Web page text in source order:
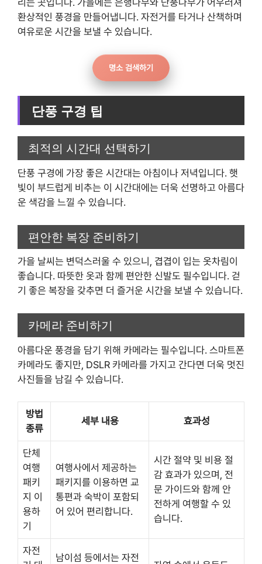
리는 곳입니다. 가을에는 은행나무와 단풍나무가 어우러져
환상적인 풍경을 만들어냅니다. 자전거를 타거나 산책하며
여유로운 시간을 보낼 수 있습니다.
명소 검색하기
단풍 구경 팁
최적의 시간대 선택하기
단풍 구경에 가장 좋은 시간대는 아침이나 저녁입니다. 햇
빛이 부드럽게 비추는 이 시간대에는 더욱 선명하고 아름다
운 색감을 느낄 수 있습니다.
편안한 복장 준비하기
가을 날씨는 변덕스러울 수 있으니, 겹겹이 입는 옷차림이
좋습니다. 따뜻한 옷과 함께 편안한 신발도 필수입니다. 걷
기 좋은 복장을 갖추면 더 즐거운 시간을 보낼 수 있습니다.
카메라 준비하기
아름다운 풍경을 담기 위해 카메라는 필수입니다. 스마트폰
카메라도 좋지만, DSLR 카메라를 가지고 간다면 더욱 멋진
사진들을 남길 수 있습니다.
방법
종류
세부 내용 효과성
단체
여행
패키
지 이
용하
기
여행사에서 제공하는
패키지를 이용하면 교
통편과 숙박이 포함되
어 있어 편리합니다.
시간 절약 및 비용 절
감 효과가 있으며, 전
문 가이드와 함께 안
전하게 여행할 수 있
습니다.
자전
남이섬 등에서는 자전